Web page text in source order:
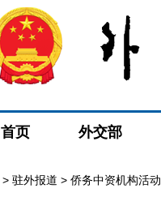
首页 外交部
> 驻外报道 > 侨务中资机构活动